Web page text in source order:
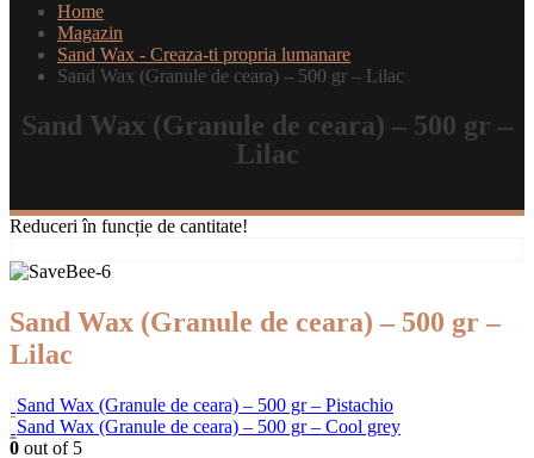
Home
Magazin
Sand Wax - Creaza-ti propria lumanare
Sand Wax (Granule de ceara) – 500 gr – Lilac
Sand Wax (Granule de ceara) – 500 gr –
Lilac
Reduceri în funcție de cantitate!
Sand Wax (Granule de ceara) – 500 gr –
Lilac
Sand Wax (Granule de ceara) – 500 gr – Pistachio
Sand Wax (Granule de ceara) – 500 gr – Cool grey
0 out of 5